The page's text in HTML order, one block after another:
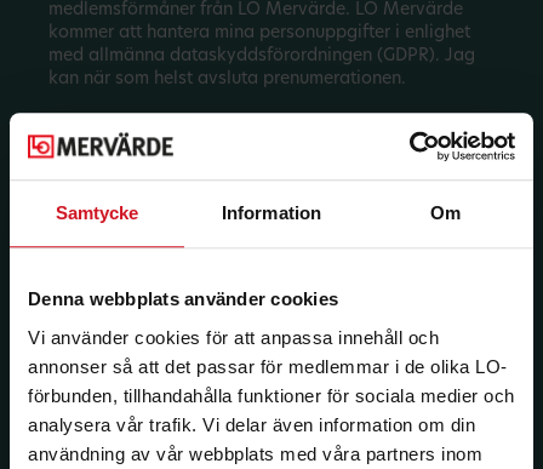
Samtycke Information Om
Denna webbplats använder cookies
Vi använder cookies för att anpassa innehåll och
annonser så att det passar för medlemmar i de olika LO-
förbunden, tillhandahålla funktioner för sociala medier och
analysera vår trafik. Vi delar även information om din
användning av vår webbplats med våra partners inom
medlemsförmåner från LO Mervärde. LO Mervärde
kommer att hantera mina personuppgifter i enlighet
med allmänna dataskyddsförordningen (GDPR). Jag
kan när som helst avsluta prenumerationen.